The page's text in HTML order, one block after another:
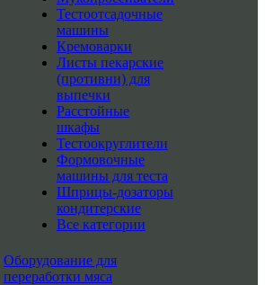
Тестоотсадочные
машины
Кремоварки
Листы пекарские
(противни) для
выпечки
Расстойные
шкафы
Тестоокруглители
Формовочные
машины для теста
Шприцы-дозаторы
кондитерские
Все категории
Оборудование для
переработки мяса